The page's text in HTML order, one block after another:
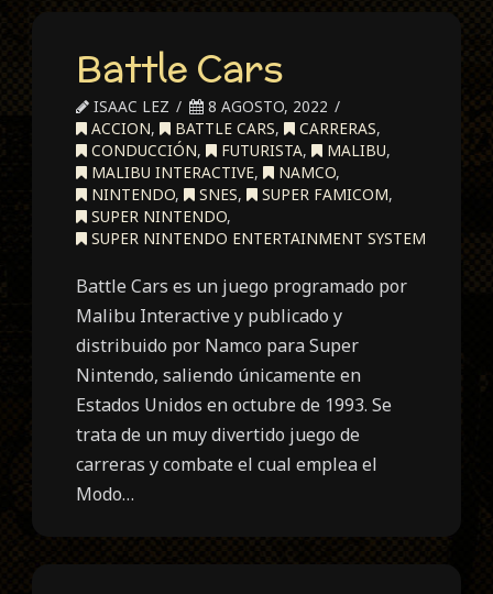
Battle Cars
ISAAC LEZ
8 AGOSTO, 2022
ACCION, BATTLE CARS, CARRERAS,
CONDUCCIÓN, FUTURISTA, MALIBU,
MALIBU INTERACTIVE, NAMCO,
NINTENDO, SNES, SUPER FAMICOM,
SUPER NINTENDO,
SUPER NINTENDO ENTERTAINMENT SYSTEM
Battle Cars es un juego programado por
Malibu Interactive y publicado y
distribuido por Namco para Super
Nintendo, saliendo únicamente en
Estados Unidos en octubre de 1993. Se
trata de un muy divertido juego de
carreras y combate el cual emplea el
Modo…